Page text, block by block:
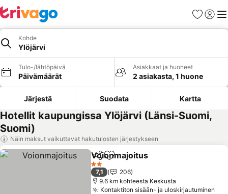
Suosikit
Kohde
Ylöjärvi
Tulo-/lähtöpäivä
Päivämäärät
Asiakkaat ja huoneet
2 asiakasta, 1 huone
Järjestä Suodata Kartta
Hotellit kaupungissa Ylöjärvi (Länsi-Suomi,
Suomi)
Näin maksut vaikuttavat hakutulosten järjestykseen
Jaa Lisää suosikkeihin
Voionmajoitus
2 Tähtiluokitus
7,1
206
9.6 km kohteesta Keskusta
Kontaktiton sisään- ja uloskirjautuminen